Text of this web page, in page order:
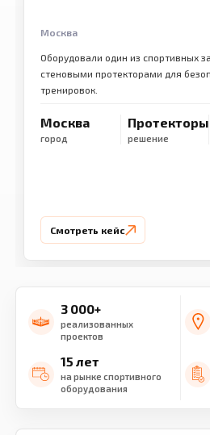
Москва
Оборудовали один из спортивных
стеновыми протекторами для
тренировок.
Москва
город
Протекторы
решение
Смотреть кейс
3 000+
реализованных
проектов
15 лет
на рынке спортивного
оборудования